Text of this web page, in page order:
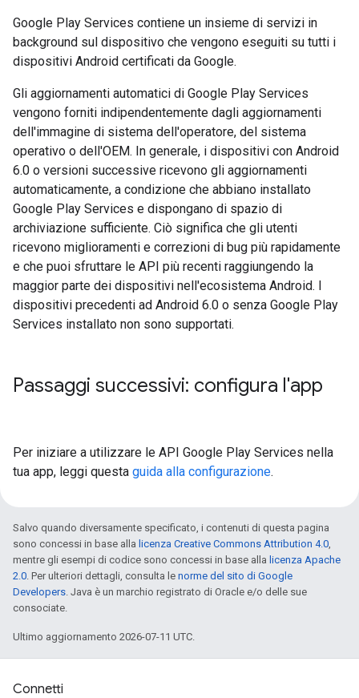
Google Play Services contiene un insieme di servizi in
background sul dispositivo che vengono eseguiti su tutti i
dispositivi Android certificati da Google.
Gli aggiornamenti automatici di Google Play Services
vengono forniti indipendentemente dagli aggiornamenti
dell'immagine di sistema dell'operatore, del sistema
operativo o dell'OEM. In generale, i dispositivi con Android
6.0 o versioni successive ricevono gli aggiornamenti
automaticamente, a condizione che abbiano installato
Google Play Services e dispongano di spazio di
archiviazione sufficiente. Ciò significa che gli utenti
ricevono miglioramenti e correzioni di bug più rapidamente
e che puoi sfruttare le API più recenti raggiungendo la
maggior parte dei dispositivi nell'ecosistema Android. I
dispositivi precedenti ad Android 6.0 o senza Google Play
Services installato non sono supportati.
Passaggi successivi: configura l'app
Per iniziare a utilizzare le API Google Play Services nella
tua app, leggi questa guida alla configurazione.
Salvo quando diversamente specificato, i contenuti di questa pagina
sono concessi in base alla licenza Creative Commons Attribution 4.0
mentre gli esempi di codice sono concessi in base alla licenza Apache
2.0 . Per ulteriori dettagli, consulta le norme del sito di Google
Developers . Java è un marchio registrato di Oracle e/o delle sue
consociate.
Ultimo aggiornamento 2026-07-11 UTC.
Connetti